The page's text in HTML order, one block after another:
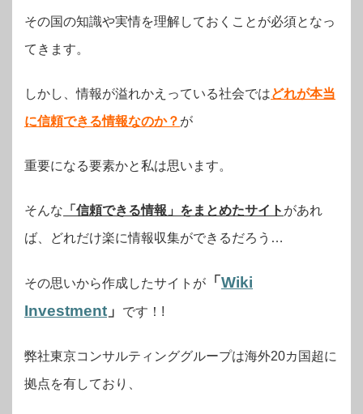
その国の知識や実情を理解しておくことが必須となっ
てきます。
しかし、情報が溢れかえっている社会ではどれが本当
に信頼できる情報なのか？ が
重要になる要素かと私は思います。
そんな 「信頼できる情報」をまとめたサイト があれ
ば、どれだけ楽に情報収集ができるだろう…
その思いから作成したサイトが 「Wiki
Investment 」 です！!
弊社東京コンサルティンググループは海外20カ国超に
拠点を有しており、